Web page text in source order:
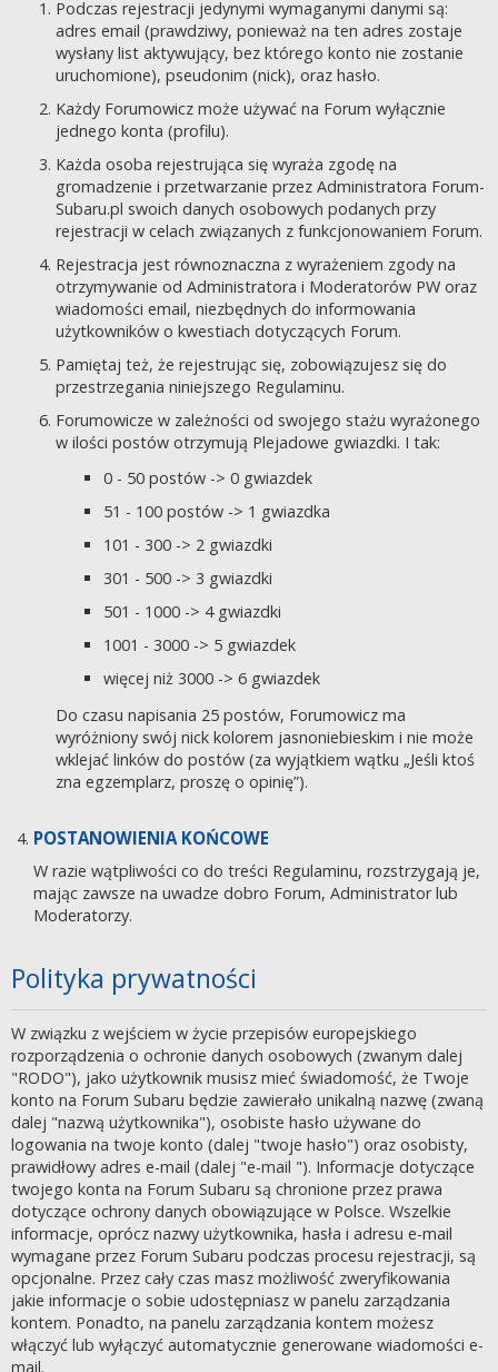
Podczas rejestracji jedynymi wymaganymi danymi są:
adres email (prawdziwy, ponieważ na ten adres zostaje
wysłany list aktywujący, bez którego konto nie zostanie
uruchomione), pseudonim (nick), oraz hasło.
Każdy Forumowicz może używać na Forum wyłącznie
jednego konta (profilu).
Każda osoba rejestrująca się wyraża zgodę na
gromadzenie i przetwarzanie przez Administratora Forum-
Subaru.pl swoich danych osobowych podanych przy
rejestracji w celach związanych z funkcjonowaniem Forum.
Rejestracja jest równoznaczna z wyrażeniem zgody na
otrzymywanie od Administratora i Moderatorów PW oraz
wiadomości email, niezbędnych do informowania
użytkowników o kwestiach dotyczących Forum.
Pamiętaj też, że rejestrując się, zobowiązujesz się do
przestrzegania niniejszego Regulaminu.
Forumowicze w zależności od swojego stażu wyrażonego
w ilości postów otrzymują Plejadowe gwiazdki. I tak:
0 - 50 postów -> 0 gwiazdek
51 - 100 postów -> 1 gwiazdka
101 - 300 -> 2 gwiazdki
301 - 500 -> 3 gwiazdki
501 - 1000 -> 4 gwiazdki
1001 - 3000 -> 5 gwiazdek
więcej niż 3000 -> 6 gwiazdek
Do czasu napisania 25 postów, Forumowicz ma
wyróżniony swój nick kolorem jasnoniebieskim i nie może
wklejać linków do postów (za wyjątkiem wątku „Jeśli ktoś
zna egzemplarz, proszę o opinię”).
POSTANOWIENIA KOŃCOWE
W razie wątpliwości co do treści Regulaminu, rozstrzygają je,
mając zawsze na uwadze dobro Forum, Administrator lub
Moderatorzy.
Polityka prywatności
W związku z wejściem w życie przepisów europejskiego
rozporządzenia o ochronie danych osobowych (zwanym dalej
"RODO"), jako użytkownik musisz mieć świadomość, że Twoje
konto na Forum Subaru będzie zawierało unikalną nazwę (zwaną
dalej "nazwą użytkownika"), osobiste hasło używane do
logowania na twoje konto (dalej "twoje hasło") oraz osobisty,
prawidłowy adres e-mail (dalej "e-mail "). Informacje dotyczące
twojego konta na Forum Subaru są chronione przez prawa
dotyczące ochrony danych obowiązujące w Polsce. Wszelkie
informacje, oprócz nazwy użytkownika, hasła i adresu e-mail
wymagane przez Forum Subaru podczas procesu rejestracji, są
opcjonalne. Przez cały czas masz możliwość zweryfikowania
jakie informacje o sobie udostępniasz w panelu zarządzania
kontem. Ponadto, na panelu zarządzania kontem możesz
włączyć lub wyłączyć automatycznie generowane wiadomości e-
mail.